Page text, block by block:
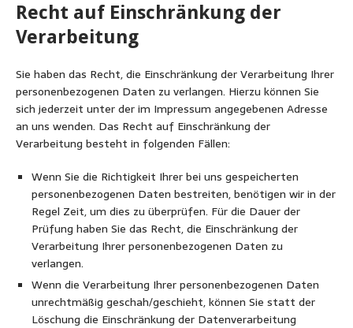
Recht auf Einschränkung der
Verarbeitung
Sie haben das Recht, die Einschränkung der Verarbeitung Ihrer
personenbezogenen Daten zu verlangen. Hierzu können Sie
sich jederzeit unter der im Impressum angegebenen Adresse
an uns wenden. Das Recht auf Einschränkung der
Verarbeitung besteht in folgenden Fällen:
Wenn Sie die Richtigkeit Ihrer bei uns gespeicherten
personenbezogenen Daten bestreiten, benötigen wir in der
Regel Zeit, um dies zu überprüfen. Für die Dauer der
Prüfung haben Sie das Recht, die Einschränkung der
Verarbeitung Ihrer personenbezogenen Daten zu
verlangen.
Wenn die Verarbeitung Ihrer personenbezogenen Daten
unrechtmäßig geschah/geschieht, können Sie statt der
Löschung die Einschränkung der Datenverarbeitung